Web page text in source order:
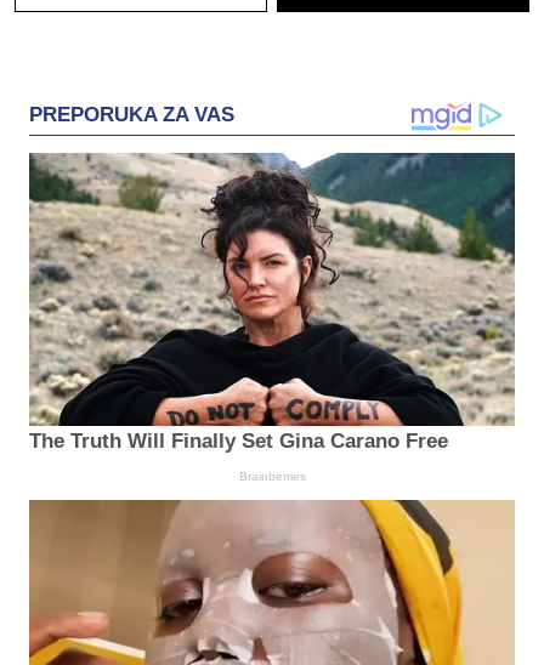
PREPORUKA ZA VAS
The Truth Will Finally Set Gina Carano Free
Brainberries